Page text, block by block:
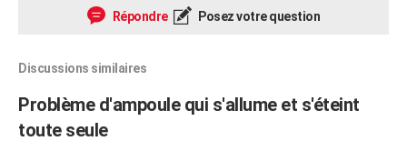
Répondre Posez votre question
Discussions similaires
Problème d'ampoule qui s'allume et s'éteint
toute seule